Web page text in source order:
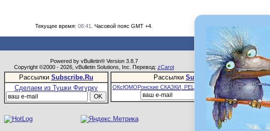
Текущее время: 08:41 . Часовой пояс GMT +4.
Powered by vBulletin® Version 3.8.7
Copyright ©2000 - 2026, vBulletin Solutions, Inc. Перевод: zCarot
Рассылки Subscribe.Ru
Сделаем из Тушки Фигурку
Рассылки Subscribe.Ru
ОКсЮМОРонские СКАЗКИ, РЕЦЕПТЫ И ШТУЧКИ ДЛЯ ВСЕХ